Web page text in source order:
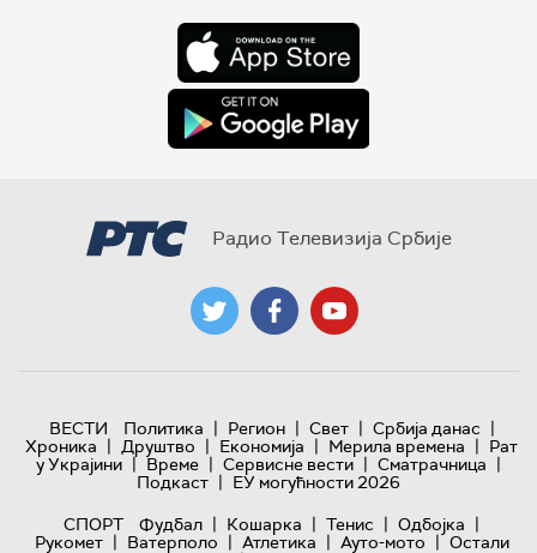
Радио Телевизија Србије
ВЕСТИ Политика | Регион | Свет | Србија данас |
Хроника | Друштво | Економија | Мерила времена | Рат
у Украјини | Време | Сервисне вести | Сматрачница |
Подкаст | ЕУ могућности 2026
СПОРТ
Фудбал | Кошарка | Тенис | Одбојка |
Рукомет | Ватерполо | Атлетика | Ауто-мото | Остали